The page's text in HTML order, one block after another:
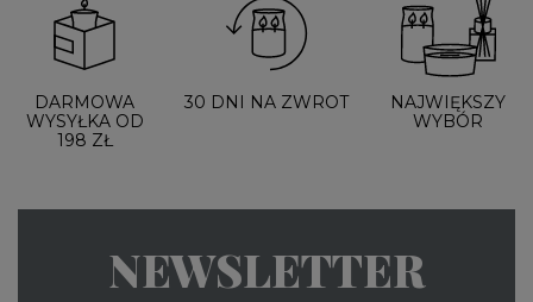
DARMOWA
WYSYŁKA OD
198 ZŁ
30 DNI NA ZWROT
NAJWIĘKSZY
WYBÓR
NEWSLETTER